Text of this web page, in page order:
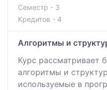
Семестр - 3
Кредитов - 4
Алгоритмы и
Курс рассматривает
алгоритмы и
используемые в